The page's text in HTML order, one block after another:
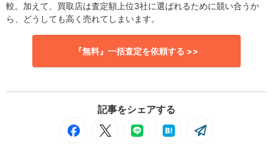
較。加えて、買取店は査定額上位3社に選ばれるために競い合うか
ら、どうしても高く売れてしまいます。
『無料』一括査定を依頼する >>
記事をシェアする